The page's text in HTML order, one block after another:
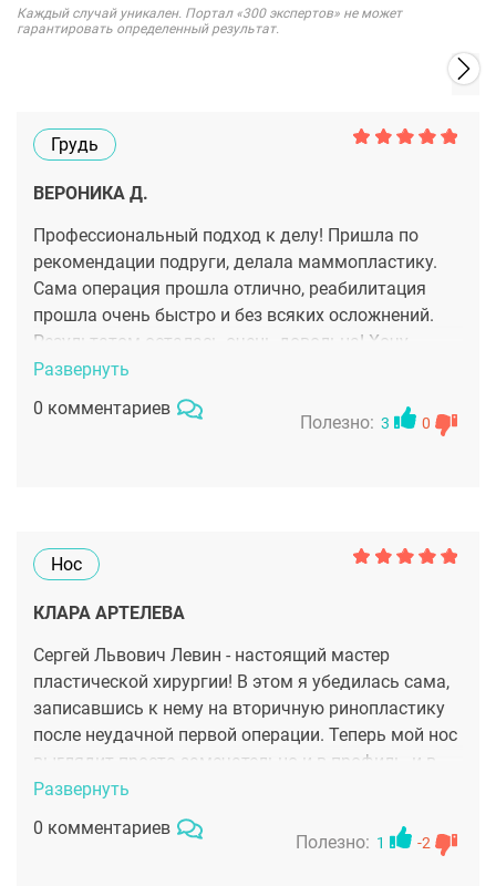
Каждый случай уникален. Портал «300 экспертов» не может
гарантировать определенный результат.
Грудь
ВЕРОНИКА Д.
Профессиональный подход к делу! Пришла по
рекомендации подруги, делала маммопластику.
Сама операция прошла отлично, реабилитация
прошла очень быстро и без всяких осложнений.
Результатом осталась очень довольна! Хочу
отметить, что Сергей Львович не просто "сделал
операцию и бросил", а продолжал на протяжении
двух недель отслеживать моё самочувствие и
Развернуть
0 комментариев
Полезно: 3 0
Нос
КЛАРА АРТЕЛЕВА
Сергей Львович Левин - настоящий мастер
пластической хирургии! В этом я убедилась сама,
записавшись к нему на вторичную ринопластику
после неудачной первой операции. Теперь мой нос
выглядит просто замечательно и в профиль, и в
фас, хотя раньше я его стеснялась и старалась
всячески прятать. Я благодарю Сергея Львовича
за то, что он не оставил меня в беде и решил мою
Развернуть
0 комментариев
Полезно: 1 -2